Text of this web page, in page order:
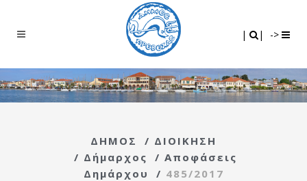
| | ->
ΔΗΜΟΣ / ΔΙΟΙΚΗΣΗ
/ Δήμαρχος / Αποφάσεις
Δημάρχου
/ 485/2017